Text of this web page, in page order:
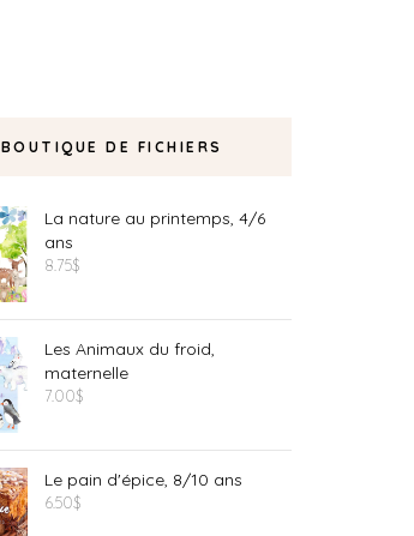
BOUTIQUE DE FICHIERS
La nature au printemps, 4/6
ans
8.75$
Les Animaux du froid,
maternelle
7.00$
Le pain d'épice, 8/10 ans
6.50$